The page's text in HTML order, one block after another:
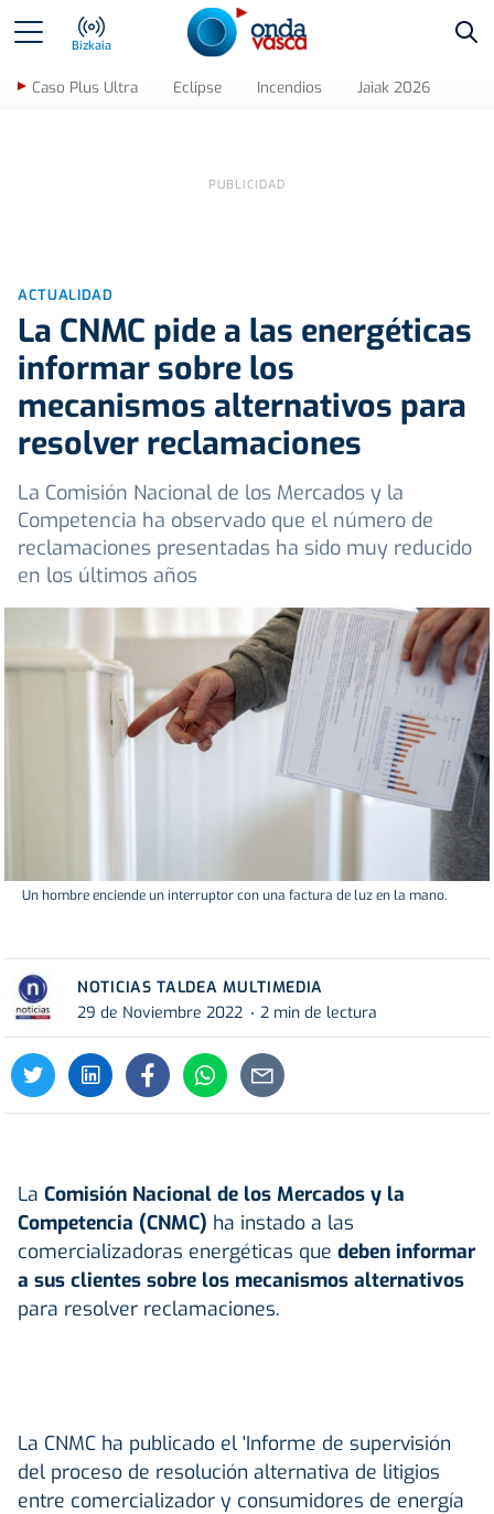
Bizkaia
Caso Plus Ultra Eclipse Incendios Jaiak 2026
ACTUALIDAD
La CNMC pide a las energéticas
informar sobre los
mecanismos alternativos para
resolver reclamaciones
La Comisión Nacional de los Mercados y la
Competencia ha observado que el número de
reclamaciones presentadas ha sido muy reducido
en los últimos años
Un hombre enciende un interruptor con una factura de luz en la mano.
NOTICIAS TALDEA MULTIMEDIA
29 de Noviembre 2022
2 min de lectura
La Comisión Nacional de los Mercados y la
Competencia (CNMC) ha instado a las
comercializadoras energéticas que deben informar
a sus clientes sobre los mecanismos alternativos
para resolver reclamaciones.
La CNMC ha publicado el 'Informe de supervisión
del proceso de resolución alternativa de litigios
entre comercializador y consumidores de energía